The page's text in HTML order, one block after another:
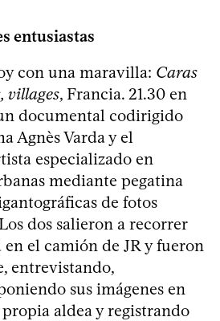
entusiastas
con una maravilla: Caras
villages, Francia. 21.30 en
documental codirigido
Agnès Varda y el
especializado en
mediante pegatina
de fotos
dos salieron a recorrer
en el camión de JR y fueron
entrevistando,
sus imágenes en
aldea y registrando